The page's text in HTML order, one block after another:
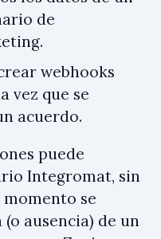
de
webhooks
vez que se
acuerdo.
puede
Integromat, sin
se
ausencia) de un